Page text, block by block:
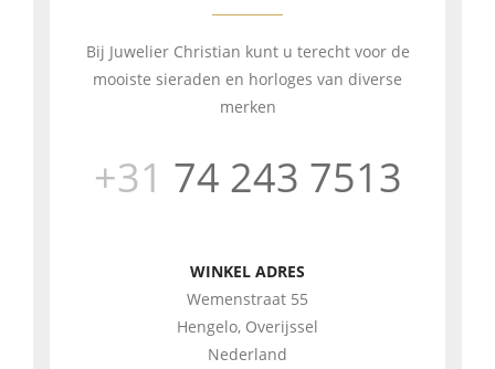
Bij Juwelier Christian kunt u terecht voor de
mooiste sieraden en horloges van diverse
merken
+31 74 243 7513
WINKEL ADRES
Wemenstraat 55
Hengelo, Overijssel
Nederland